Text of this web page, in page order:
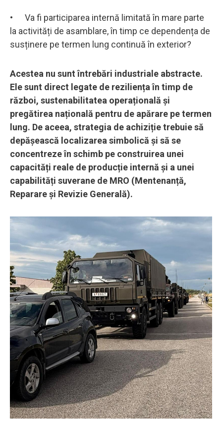
• Va fi participarea internă limitată în mare parte
la activități de asamblare, în timp ce dependența de
susținere pe termen lung continuă în exterior?
Acestea nu sunt întrebări industriale abstracte.
Ele sunt direct legate de reziliența în timp de
război, sustenabilitatea operațională și
pregătirea națională pentru de apărare pe termen
lung. De aceea, strategia de achiziție trebuie să
depășească localizarea simbolică și să se
concentreze în schimb pe construirea unei
capacități reale de producție internă și a unei
capabilități suverane de MRO (Mentenanță,
Reparare și Revizie Generală).